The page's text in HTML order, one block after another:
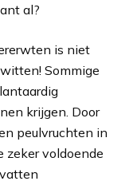
al?
is niet
Sommige
krijgen. Door
peulvruchten in
zeker voldoende